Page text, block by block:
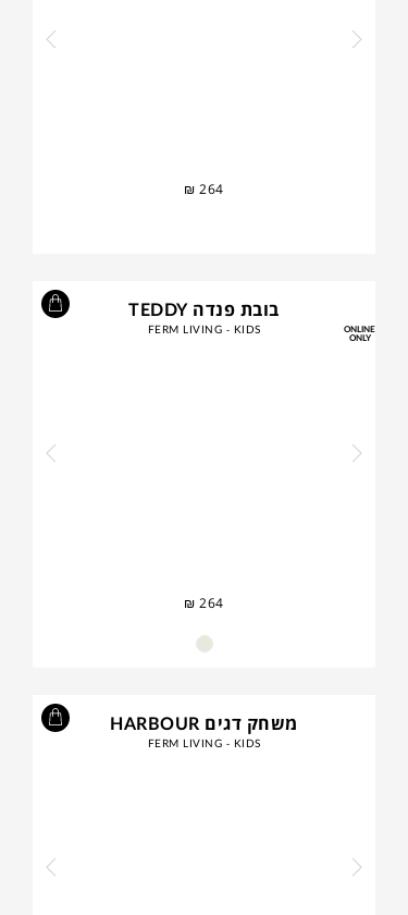
₪ 264
ONLINE
ONLY
בובת פנדה TEDDY
FERM LIVING - KIDS
₪ 264
משחק דגים HARBOUR
FERM LIVING - KIDS